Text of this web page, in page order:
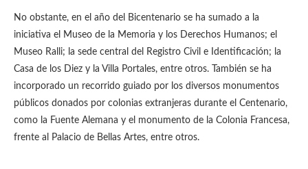
No obstante, en el año del Bicentenario se ha sumado a la
iniciativa el Museo de la Memoria y los Derechos Humanos; el
Museo Ralli; la sede central del Registro Civil e Identificación; la
Casa de los Diez y la Villa Portales, entre otros. También se ha
incorporado un recorrido guiado por los diversos monumentos
públicos donados por colonias extranjeras durante el Centenario,
como la Fuente Alemana y el monumento de la Colonia Francesa,
frente al Palacio de Bellas Artes, entre otros.